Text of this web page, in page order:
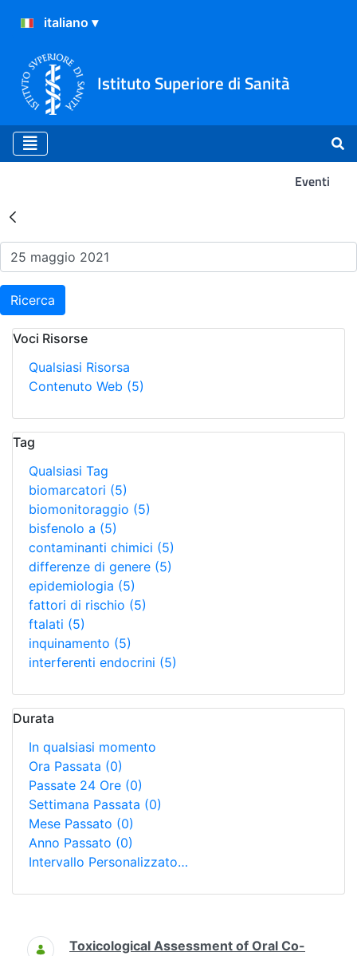
Istituto Superiore di Sanità
Eventi
Risultati della Ricerca -
Ricerca
Voci Risorse
Qualsiasi Risorsa
Contenuto Web (5)
Tag
Qualsiasi Tag
biomarcatori (5)
biomonitoraggio (5)
bisfenolo a (5)
contaminanti chimici (5)
differenze di genere (5)
epidemiologia (5)
fattori di rischio (5)
ftalati (5)
inquinamento (5)
interferenti endocrini (5)
Durata
In qualsiasi momento
Ora Passata (0)
Passate 24 Ore (0)
Settimana Passata (0)
Mese Passato (0)
Anno Passato (0)
Intervallo Personalizzato…
Ricerca
Toxicological Assessment of Oral Co-